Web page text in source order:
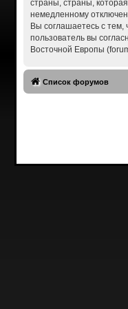
страны, страны,
немедленному
Вы соглашаетесь с тем,
пользователь вы
Восточной Европы
Список форумов